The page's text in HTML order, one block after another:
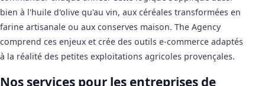
bien à l'huile d'olive qu'au vin, aux céréales transformées en
farine artisanale ou aux conserves maison. The Agency
comprend ces enjeux et crée des outils e-commerce adaptés
à la réalité des petites exploitations agricoles provençales.
Nos services pour les entreprises de